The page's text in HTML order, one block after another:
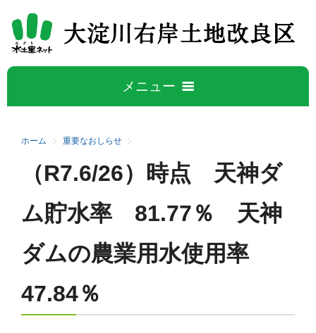
メニュー
大淀川右岸について 5
大淀川右岸地区の概要
事業概要
活動と取り組み
水管理公開データ
組合員の皆様へ 5
ホーム 重要なおしらせ
（R7.6/26）時点 天神ダ
ム貯水率 81.77％ 天神
ダムの農業用水使用率
47.84％